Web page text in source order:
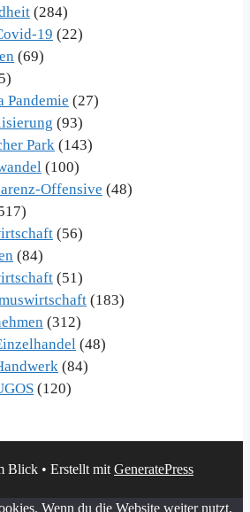
(284)
19 (22)
(69)
Pandemie (27)
(93)
Park (143)
(100)
Offensive (48)
(56)
(84)
(51)
(183)
(312)
(48)
(84)
(120)
Blick • Erstellt mit GeneratePress
Wenn du die Website weiter nutzt,